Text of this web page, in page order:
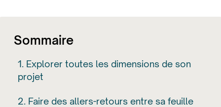
Sommaire
1. Explorer toutes les dimensions de son
projet
2. Faire des allers-retours entre sa feuille